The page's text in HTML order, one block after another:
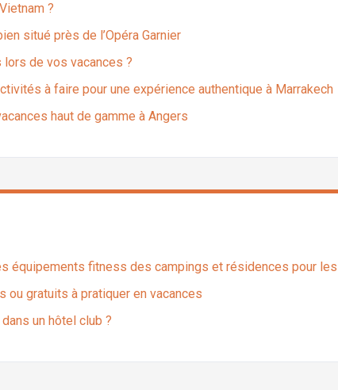
?
situé près de l’Opéra Garnier
lors de vos vacances ?
à faire pour une expérience authentique à Marrakech
haut de gamme à Angers
équipements fitness des campings et résidences pour
gratuits à pratiquer en vacances
un hôtel club ?